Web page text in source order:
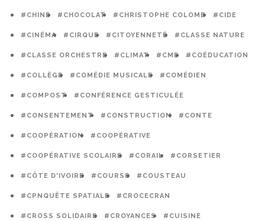
#CHINE #CHOCOLAT #CHRISTOPHE COLOMB #CIDE
#CINÉMA #CIRQUE #CITOYENNETÉ #CLASSE NATURE
#CLASSE ORCHESTRE #CLIMAT #CME #COÉDUCATION
#COLLÈGE #COMÉDIE MUSICALE #COMÉDIEN
#COMPOST #CONFÉRENCE GESTICULÉE
#CONSENTEMENT #CONSTRUCTION #CONTE
#COOPÉRATION #COOPÉRATIVE
#COOPÉRATIVE SCOLAIRE #CORAIL #CORSETIER
#CÔTE D'IVOIRE #COURSE #COUSTEAU
#CPNQUÊTE SPATIALE #CROCECRAN
#CROSS SOLIDAIRE #CROYANCES #CUISINE